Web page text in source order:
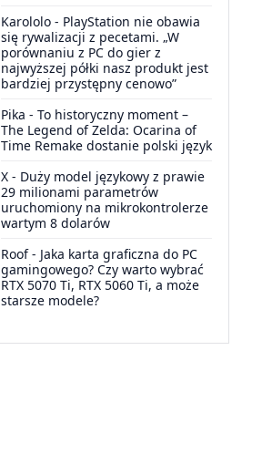
Karololo - PlayStation nie obawia
się rywalizacji z pecetami. „W
porównaniu z PC do gier z
najwyższej półki nasz produkt jest
bardziej przystępny cenowo”
Pika - To historyczny moment –
The Legend of Zelda: Ocarina of
Time Remake dostanie polski język
X - Duży model językowy z prawie
29 milionami parametrów
uruchomiony na mikrokontrolerze
wartym 8 dolarów
Roof- Jaka karta graficzna do PC
gamingowego? Czy warto wybrać
RTX 5070 Ti, RTX 5060 Ti, a może
starsze modele?